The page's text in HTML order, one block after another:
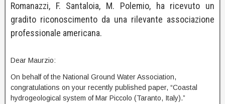
Romanazzi, F. Santaloia, M. Polemio, ha ricevuto un
gradito riconoscimento da una rilevante associazione
professionale americana.
Dear Maurzio:
On behalf of the National Ground Water Association,
congratulations on your recently published paper, “Coastal
hydrogeological system of Mar Piccolo (Taranto, Italy).”